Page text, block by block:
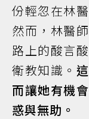
份輕忽在林
然而，林醫
路上的酸言
衛教知識。
而讓她有機
惑與無助。